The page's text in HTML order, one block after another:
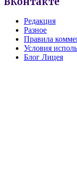
Редакция
Разное
Правила
Условия
Блог Лицея